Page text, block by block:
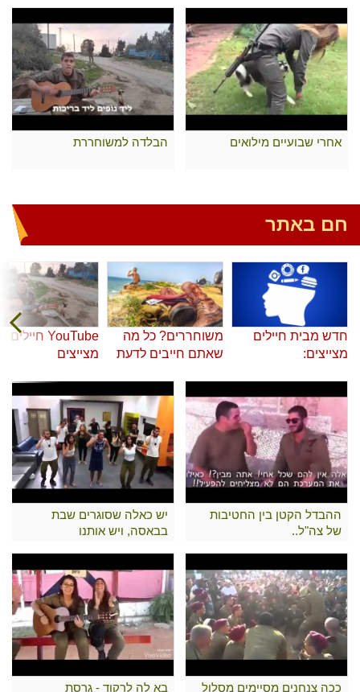
אחרי שבועיים מילואים הבלדה למשוחררת
חם באתר
חדש מבית חיילים
מצייצים:
משוחררים? כל מה
שאתם חייבים לדעת
YouTube חיילים
מצייצים
ההבדל הקטן בין החטיבות
של צה"ל..
יש כאלה שסוגרים שבת
בבאסה, ויש אותנו
ככה צנחנים מסיימים מסלול
בא לה לרקוד - גרסת